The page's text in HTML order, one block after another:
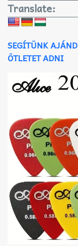
Translate:
SEGÍTÜNK
ÖTLETET ADNI